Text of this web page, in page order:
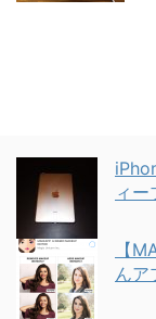
ィ
【
んア